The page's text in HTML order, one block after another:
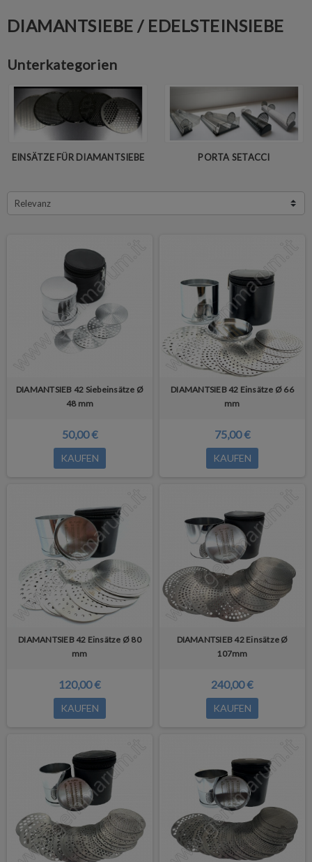
DIAMANTSIEBE / EDELSTEINSIEBE
Unterkategorien
EINSÄTZE FÜR DIAMANTSIEBE PORTA SETACCI
Relevanz
DIAMANTSIEB 42 Siebeinsätze Ø
48 mm
50,00 €
KAUFEN
DIAMANTSIEB 42 Einsätze Ø 66
mm
75,00 €
KAUFEN
DIAMANTSIEB 42 Einsätze Ø 80
mm
120,00 €
KAUFEN
DIAMANTSIEB 42 Einsätze Ø
107mm
240,00 €
KAUFEN